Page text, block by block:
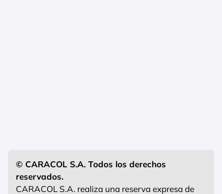
© CARACOL S.A. Todos los derechos
reservados.
CARACOL S.A. realiza una reserva expresa de